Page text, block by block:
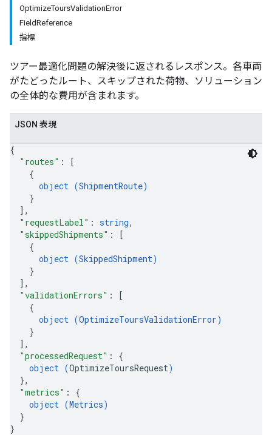
OptimizeToursValidationError
FieldReference
指標
ツアー最適化問題の解決後に返されるレスポンス。各車両
がたどったルート、スキップされた荷物、ソリューション
の全体的な費用が含まれます。
JSON 表現
{
"routes" :
[
{
object (ShipmentRoute)
}
] ,
"requestLabel" : string,
"skippedShipments" :
[
{
object (SkippedShipment)
}
] ,
"validationErrors" :
[
{
object (OptimizeToursValidationError)
}
] ,
"processedRequest" : {
object (OptimizeToursRequest)
},
"metrics" : {
object (Metrics)
}
}